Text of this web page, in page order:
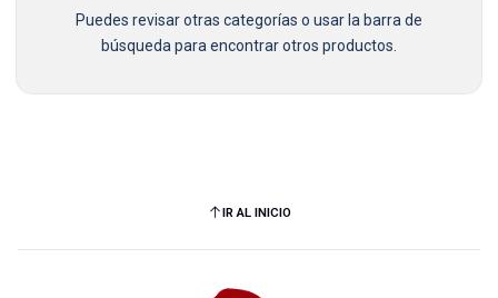
Puedes revisar otras categorías o usar la barra de
búsqueda para encontrar otros productos.
IR AL INICIO